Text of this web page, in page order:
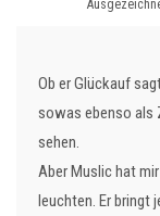
Ob er Glückauf
sowas ebenso als
sehen.
Aber Muslic hat
leuchten. Er bringt